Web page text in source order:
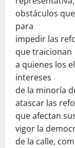
obstáculos
para
impedir las
que traicionan
a quienes los
intereses
de la minoría
atascar las
que afectan
vigor la
de la calle,